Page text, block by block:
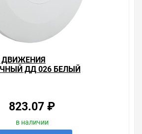
ДД 026 БЕЛЫЙ
823.07 ₽
в наличии